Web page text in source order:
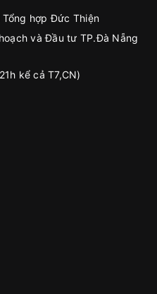
hợp Đức Thiện
và Đầu tư TP.Đà Nẵng
kể cả T7,CN)